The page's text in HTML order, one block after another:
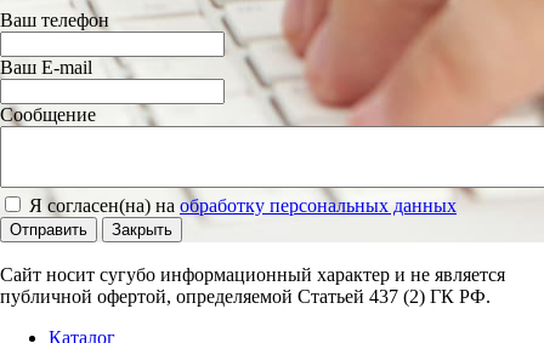
Ваш телефон
Ваш E-mail
Сообщение
Я согласен(на) на обработку персональных данных
Отправить Закрыть
Сайт носит сугубо информационный характер и не является
публичной офертой, определяемой Статьей 437 (2) ГК РФ.
Каталог